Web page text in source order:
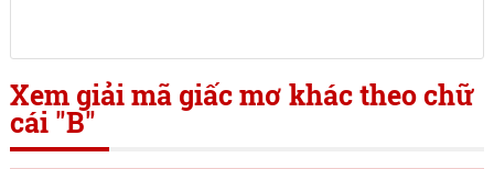
Xem giải mã giấc mơ khác theo chữ
cái "B"